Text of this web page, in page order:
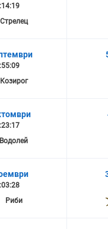
Стрелец
Козирог
Водолей
Риби